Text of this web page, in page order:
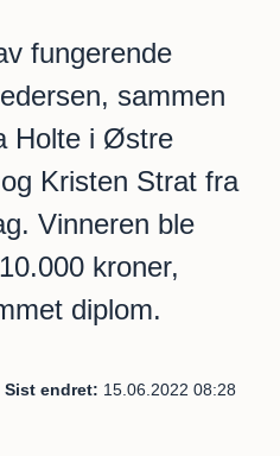
fungerende
sammen
Holte i Østre
Kristen Strat fra
Vinneren ble
kroner,
diplom.
Sist endret 15.06.2022 08:28